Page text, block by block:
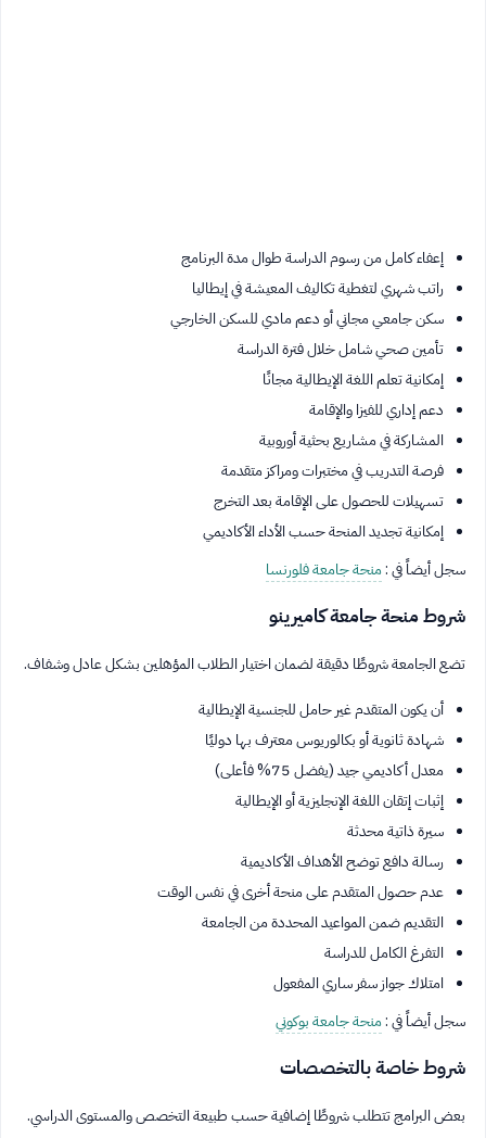
إعفاء كامل من رسوم الدراسة طوال مدة البرنامج
راتب شهري لتغطية تكاليف المعيشة في إيطاليا
سكن جامعي مجاني أو دعم مادي للسكن الخارجي
تأمين صحي شامل خلال فترة الدراسة
إمكانية تعلم اللغة الإيطالية مجانًا
دعم إداري للفيزا والإقامة
المشاركة في مشاريع بحثية أوروبية
فرصة التدريب في مختبرات ومراكز متقدمة
تسهيلات للحصول على الإقامة بعد التخرج
إمكانية تجديد المنحة حسب الأداء الأكاديمي
سجل أيضاً في :منحة جامعة فلورنسا
شروط منحة جامعة كاميرينو
تضع الجامعة شروطًا دقيقة لضمان اختيار الطلاب المؤهلين بشكل عادل وشفاف.
أن يكون المتقدم غير حامل للجنسية الإيطالية
شهادة ثانوية أو بكالوريوس معترف بها دوليًا
معدل أكاديمي جيد (يفضل 75% فأعلى)
إثبات إتقان اللغة الإنجليزية أو الإيطالية
سيرة ذاتية محدثة
رسالة دافع توضح الأهداف الأكاديمية
عدم حصول المتقدم على منحة أخرى في نفس الوقت
التقديم ضمن المواعيد المحددة من الجامعة
التفرغ الكامل للدراسة
امتلاك جواز سفر ساري المفعول
سجل أيضاً في :منحة جامعة بوكوني
شروط خاصة بالتخصصات
بعض البرامج تتطلب شروطًا إضافية حسب طبيعة التخصص والمستوى الدراسي.